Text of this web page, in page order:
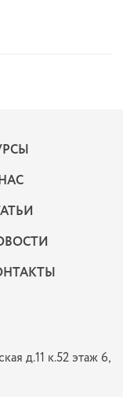
д.11 к.52 этаж 6,